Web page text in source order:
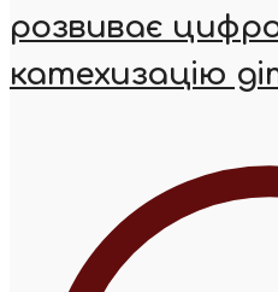
розвиває
катехизацію